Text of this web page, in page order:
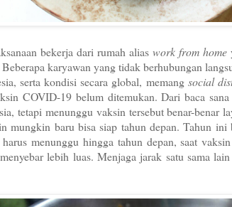
bekerja dari rumah alias work from home
karyawan yang tidak berhubungan
serta kondisi secara global, memangsocial
COVID-19 belum ditemukan. Dari baca
tetapi menunggu vaksin tersebut benar-benar
mungkin baru bisa siap tahun depan. Tahun
menunggu hingga tahun depan, saat
lebih luas. Menjaga jarak satu sama